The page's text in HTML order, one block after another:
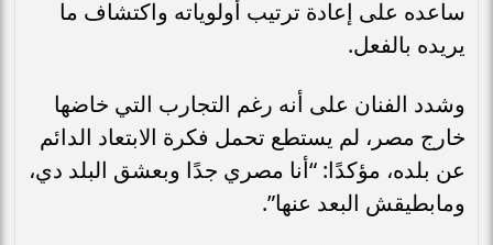
ساعده على إعادة ترتيب أولوياته واكتشاف ما
يريده بالفعل.
وشدد الفنان على أنه رغم التجارب التي خاضها
خارج مصر، لم يستطع تحمل فكرة الابتعاد الدائم
عن بلده، مؤكدًا: “أنا مصري جدًا وبعشق البلد دي،
ومابطيقش البعد عنها”.